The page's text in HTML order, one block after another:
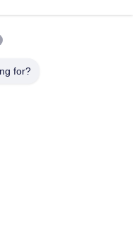
Adapter Untuk Jaringan
Duplex Quad Fiber
for?